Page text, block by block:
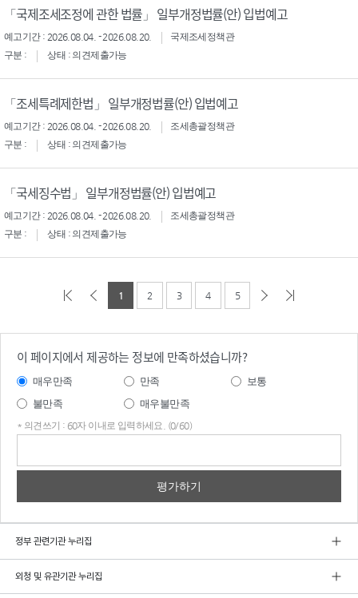
「국제조세조정에 관한 법률」 일부개정법률(안) 입법예고
예고기간 : 2026.08.04. - 2026.08.20.
국제조세정책관
구분 :
상태 : 의견제출가능
「조세특례제한법」 일부개정법률(안) 입법예고
예고기간 : 2026.08.04. - 2026.08.20.
조세총괄정책관
구분 :
상태 : 의견제출가능
「국세징수법」 일부개정법률(안) 입법예고
예고기간 : 2026.08.04. - 2026.08.20.
조세총괄정책관
구분 :
상태 : 의견제출가능
1 2 3 4 5
이 페이지에서 제공하는 정보에 만족하셨습니까?
매우만족 만족
보통
불만족
매우불만족
* 의견쓰기 : 60자 이내로 입력하세요. (0/60)
정부 관련기관 누리집
외청 및 유관기관 누리집